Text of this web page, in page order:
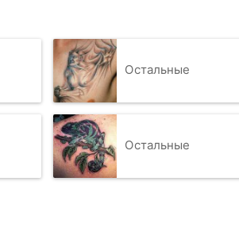
Остальные
Остальные